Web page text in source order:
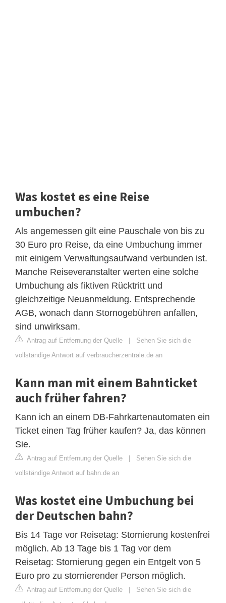
Was kostet es eine Reise
umbuchen?
Als angemessen gilt eine Pauschale von bis zu
30 Euro pro Reise, da eine Umbuchung immer
mit einigem Verwaltungsaufwand verbunden ist.
Manche Reiseveranstalter werten eine solche
Umbuchung als fiktiven Rücktritt und
gleichzeitige Neuanmeldung. Entsprechende
AGB, wonach dann Stornogebühren anfallen,
sind unwirksam.
Antrag auf Entfernung der Quelle | Sehen Sie sich die
vollständige Antwort auf verbraucherzentrale.de an
Kann man mit einem Bahnticket
auch früher fahren?
Kann ich an einem DB-Fahrkartenautomaten ein
Ticket einen Tag früher kaufen? Ja, das können
Sie.
Antrag auf Entfernung der Quelle | Sehen Sie sich die
vollständige Antwort auf bahn.de an
Was kostet eine Umbuchung bei
der Deutschen bahn?
Bis 14 Tage vor Reisetag: Stornierung kostenfrei
möglich. Ab 13 Tage bis 1 Tag vor dem
Reisetag: Stornierung gegen ein Entgelt von 5
Euro pro zu stornierender Person möglich.
Antrag auf Entfernung der Quelle | Sehen Sie sich die